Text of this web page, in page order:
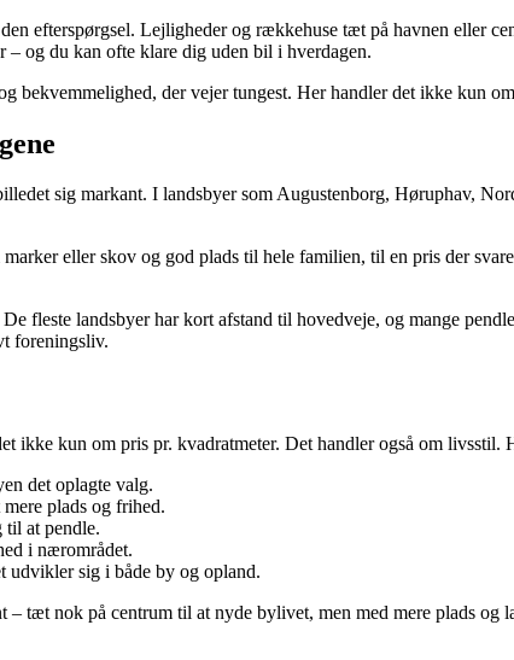
efterspørgsel. Lejligheder og rækkehuse tæt på havnen eller
og du kan ofte klare dig uden bil i hverdagen.
bekvemmelighed, der vejer tungest. Her handler det ikke kun
sig markant. I landsbyer som Augustenborg, Høruphav,
eller skov og god plads til hele familien, til en pris der
fleste landsbyer har kort afstand til hovedveje, og mange
foreningsliv.
ikke kun om pris pr. kvadratmeter. Det handler også om
det oplagte valg.
plads og frihed.
at pendle.
i nærområdet.
udvikler sig i både by og opland.
tæt nok på centrum til at nyde bylivet, men med mere plads og